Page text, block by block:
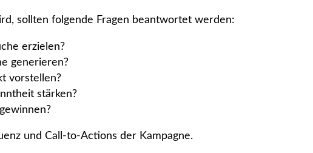
sollten folgende Fragen beantwortet werden:
erzielen?
generieren?
vorstellen?
stärken?
und Call-to-Actions der Kampagne.